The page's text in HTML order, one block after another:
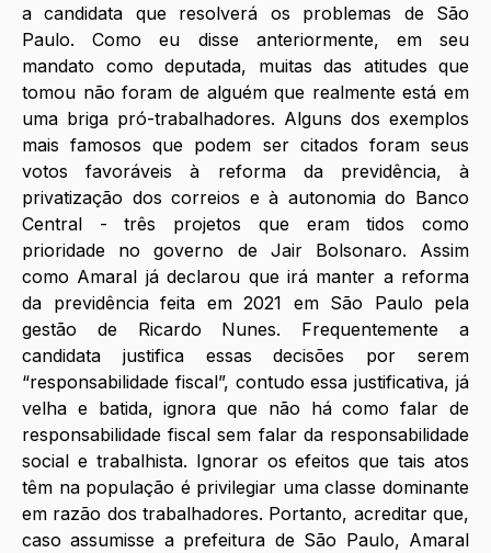
a candidata que resolverá os problemas de São
Paulo. Como eu disse anteriormente, em seu
mandato como deputada, muitas das atitudes que
tomou não foram de alguém que realmente está em
uma briga pró-trabalhadores. Alguns dos exemplos
mais famosos que podem ser citados foram seus
votos favoráveis à reforma da previdência, à
privatização dos correios e à autonomia do Banco
Central - três projetos que eram tidos como
prioridade no governo de Jair Bolsonaro. Assim
como Amaral já declarou que irá manter a reforma
da previdência feita em 2021 em São Paulo pela
gestão de Ricardo Nunes. Frequentemente a
candidata justifica essas decisões por serem
“responsabilidade fiscal”, contudo essa justificativa, já
velha e batida, ignora que não há como falar de
responsabilidade fiscal sem falar da responsabilidade
social e trabalhista. Ignorar os efeitos que tais atos
têm na população é privilegiar uma classe dominante
em razão dos trabalhadores. Portanto, acreditar que,
caso assumisse a prefeitura de São Paulo, Amaral